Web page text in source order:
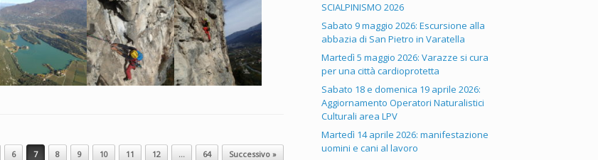
6 7 8 9 10 11 12 … 64 Successivo »
SCIALPINISMO 2026
Sabato 9 maggio 2026: Escursione alla
abbazia di San Pietro in Varatella
Martedì 5 maggio 2026: Varazze si cura
per una città cardioprotetta
Sabato 18 e domenica 19 aprile 2026:
Aggiornamento Operatori Naturalistici
Culturali area LPV
Martedì 14 aprile 2026: manifestazione
uomini e cani al lavoro